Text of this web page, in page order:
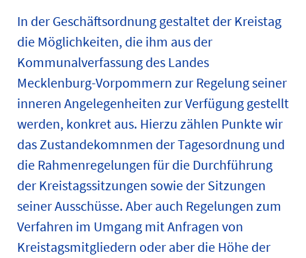
In der Geschäftsordnung gestaltet der Kreistag
die Möglichkeiten, die ihm aus der
Kommunalverfassung des Landes
Mecklenburg-Vorpommern zur Regelung seiner
inneren Angelegenheiten zur Verfügung gestellt
werden, konkret aus. Hierzu zählen Punkte wir
das Zustandekomnmen der Tagesordnung und
die Rahmenregelungen für die Durchführung
der Kreistagssitzungen sowie der Sitzungen
seiner Ausschüsse. Aber auch Regelungen zum
Verfahren im Umgang mit Anfragen von
Kreistagsmitgliedern oder aber die Höhe der